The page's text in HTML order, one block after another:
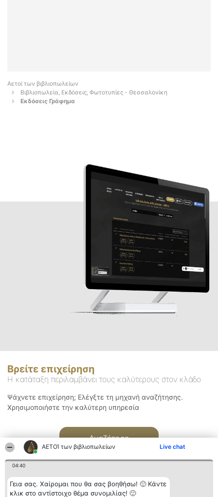
ΑΕΤΟΊ των βιβλιοπωλείων Live chat
04:40
Γεια σας. Χαίρομαι που θα σας βοηθήσω! 🙂 Κάντε
κλικ στο αντίστοιχο θέμα συνομιλίας! 🙂
Αετοί των βιβλιοπωλείων
Βιβλιοπωλεία, Εκδόσεις, Φωτοτυπίες - Θεσσαλονίκη
Εκδόσεις Γράφημα
Βρείτε επιχείρηση
Η κατάταξη περιλαμβάνει τους καλύτερους στον κλάδο
Ψάχνετε επιχείρηση; Ελέγξτε τη μηχανή αναζήτησης.
Χρησιμοποιήστε την καλύτερη υπηρεσία
Αναζήτηση